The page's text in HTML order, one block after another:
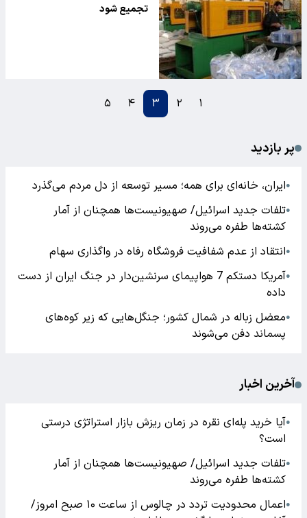
تجمیع شود
۱ ۲ ۳ ۴ ۵
پر بازدید
●ایران، خانه‌ای برای همه؛ مسیر توسعه از دل مردم می‌گذرد
●تلفات جدید اسرائیل/ صهیونیست‌ها همچنان از آمار
کشته‌ها طفره می‌روند
●انتقاد از عدم شفافیت فروشگاه رفاه در واگذاری سهام
●
آمریکا دستکم 7 هواپیمای سرنشین‌دار در جنگ ایران از دست
داده
●معضل زباله در شمال کشور؛ جنگل‌هایی که زیر کوه‌های
پسماند دفن می‌شوند
آخرین اخبار
●آیا خرید پله‌ای نقره در زمان ریزش بازار استراتژی درستی
است؟
●تلفات جدید اسرائیل/ صهیونیست‌ها همچنان از آمار
کشته‌ها طفره می‌روند
●
اعمال محدودیت تردد در چالوس از ساعت ۱۰ صبح امروز/